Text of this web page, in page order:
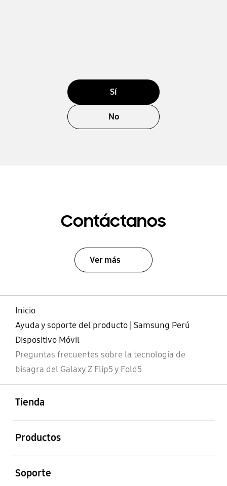
Sí
No
Contáctanos
Ver más
Inicio
Ayuda y soporte del producto | Samsung Perú
Dispositivo Móvil
Preguntas frecuentes sobre la tecnología de
bisagra del Galaxy Z Flip5 y Fold5
Tienda
Productos
Soporte